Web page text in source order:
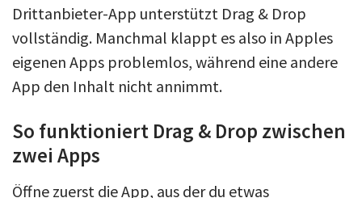
Drittanbieter-App unterstützt Drag & Drop
vollständig. Manchmal klappt es also in Apples
eigenen Apps problemlos, während eine andere
App den Inhalt nicht annimmt.
So funktioniert Drag & Drop zwischen
zwei Apps
Öffne zuerst die App, aus der du etwas